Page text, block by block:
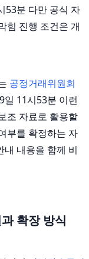
53분 다만 공식 자
힘 진행 조건은 개
공정거래위원회
일 11시53분 이런
조 자료로 활용할
부를 확정하는 자
내 내용을 함께 비
확장 방식